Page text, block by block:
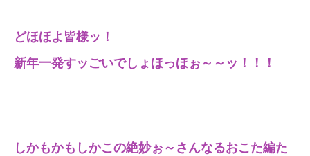
どほほよ皆様ッ！
新年一発すッごいでしょほっほぉ～～ッ！！！
しかもかもしかこの絶妙ぉ～さんなるおこた編た